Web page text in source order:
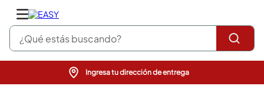
¿Qué estás buscando?
Ingresa tu dirección de entrega
pinturas